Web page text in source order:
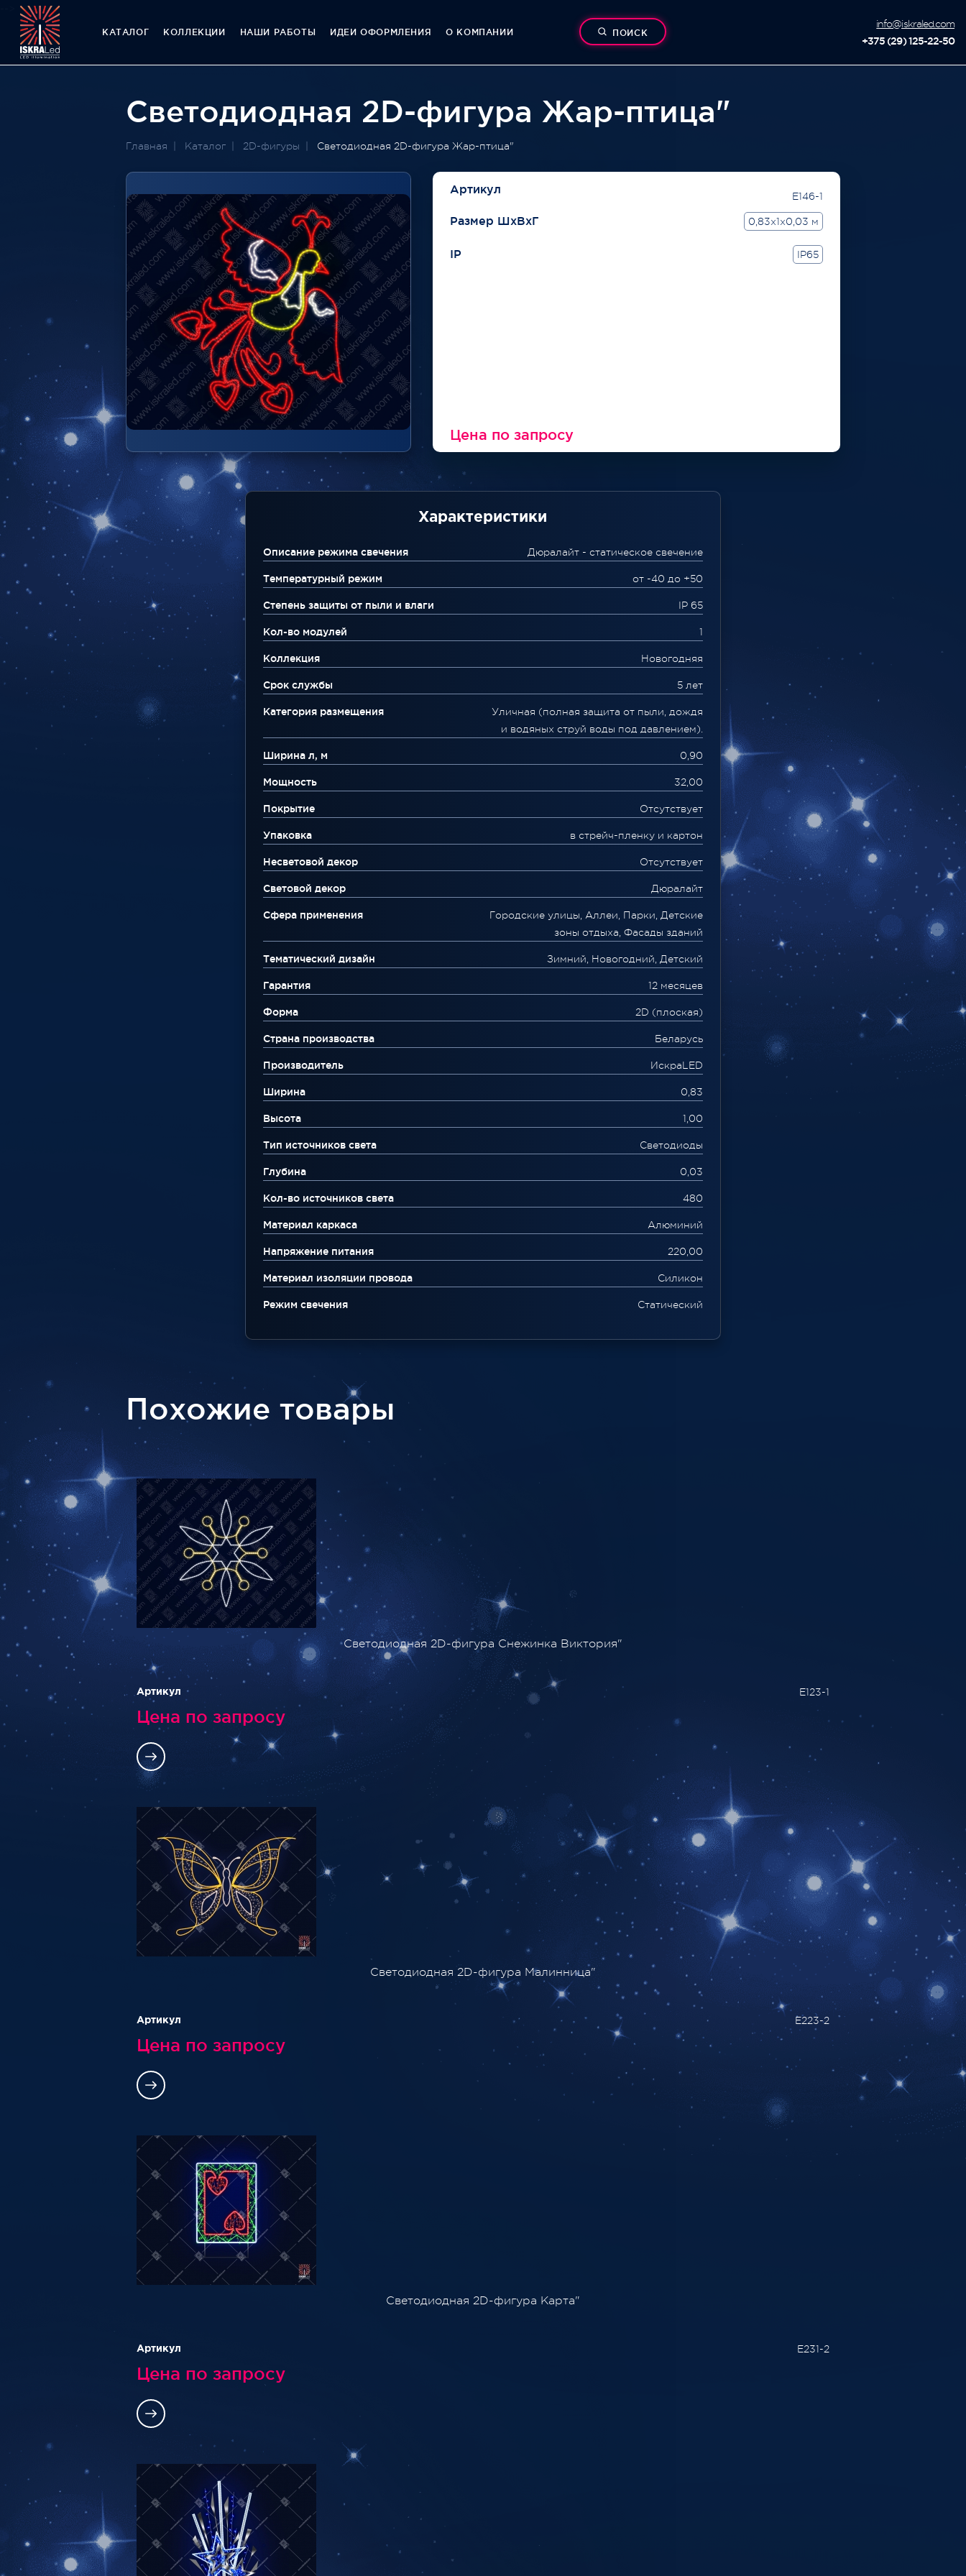
КАТАЛОГ КОЛЛЕКЦИИ НАШИ РАБОТЫ ИДЕИ ОФОРМЛЕНИЯ О КОМПАНИИ ПОИСК
info@iskraled.com
+375 (29) 125-22-50
Светодиодная 2D-фигура Жар-птица"
Главная Каталог 2D-фигуры Светодиодная 2D-фигура Жар-птица"
Артикул
E146-1
Размер ШхВхГ 0,83x1x0,03 м
IP IP65
Цена по запросу
Характеристики
Описание режима свечения Дюралайт - статическое свечение
Температурный режим от -40 до +50
Степень защиты от пыли и влаги IP 65
Кол-во модулей 1
Коллекция Новогодняя
Срок службы 5 лет
Категория размещения
Уличная (полная защита от пыли, дождя
и водяных струй воды под давлением).
Ширина л, м 0,90
Мощность 32,00
Покрытие Отсутствует
Упаковка в стрейч-пленку и картон
Несветовой декор Отсутствует
Световой декор Дюралайт
Сфера применения
Городские улицы, Аллеи, Парки, Детские
зоны отдыха, Фасады зданий
Тематический дизайн Зимний, Новогодний, Детский
Гарантия 12 месяцев
Форма 2D (плоская)
Страна производства Беларусь
Производитель ИскраLED
Ширина 0,83
Высота 1,00
Тип источников света Светодиоды
Глубина 0,03
Кол-во источников света 480
Материал каркаса Алюминий
Напряжение питания 220,00
Материал изоляции провода Силикон
Режим свечения Статический
Похожие товары
Светодиодная 2D-фигура Снежинка Виктория"
Артикул E123-1
Цена по запросу
Светодиодная 2D-фигура Малинница"
Артикул E223-2
Цена по запросу
Светодиодная 2D-фигура Карта"
Артикул E231-2
Цена по запросу